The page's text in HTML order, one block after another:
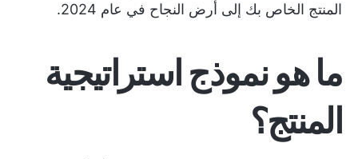
المنتج الخاص بك إلى أرض النجاح في عام 2024.
ما هو نموذج استراتيجية
المنتج؟